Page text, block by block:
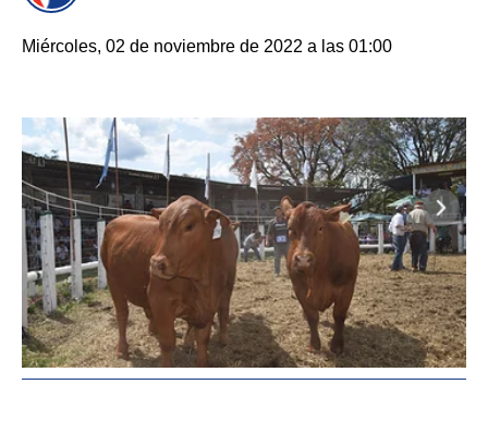
Miércoles, 02 de noviembre de 2022 a las 01:00